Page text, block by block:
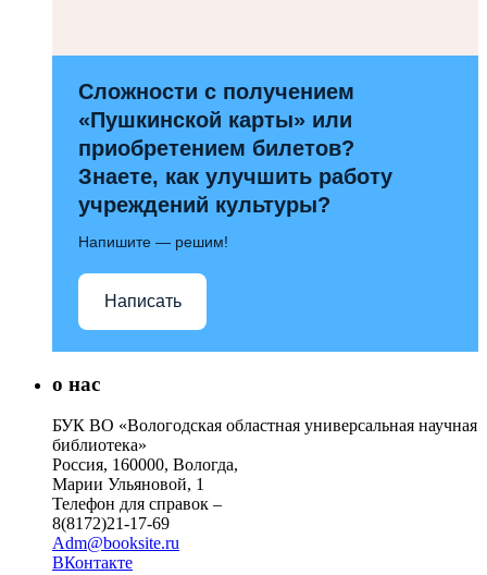
Сложности с получением
«Пушкинской карты» или
приобретением билетов?
Знаете, как улучшить работу
учреждений культуры?
Напишите — решим!
Написать
о нас
БУК ВО «Вологодская областная универсальная научная
библиотека»
Россия, 160000, Вологда,
Марии Ульяновой, 1
Телефон для справок –
8(8172)21-17-69
Adm@booksite.ru
ВКонтакте